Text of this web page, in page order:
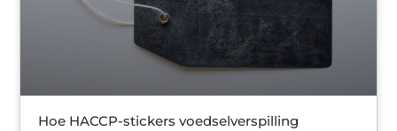
Hoe HACCP-stickers voedselverspilling